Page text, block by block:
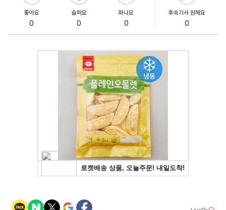
좋아요
0
슬퍼요
0
화나요
0
후속기사 원해요
0